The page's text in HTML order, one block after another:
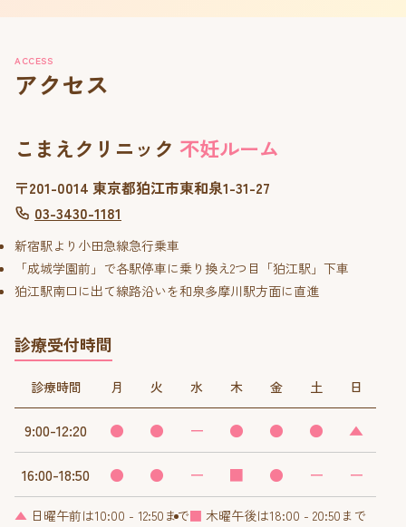
ACCESS
アクセス
こまえクリニック 不妊ルーム
〒201-0014 東京都狛江市東和泉1-31-27
03-3430-1181
新宿駅より小田急線急行乗車
「成城学園前」で各駅停車に乗り換え2つ目「狛江駅」下車
狛江駅南口に出て線路沿いを和泉多摩川駅方面に直進
診療受付時間
診療時間 月 火 水 木 金 土 日
9:00-12:20 ● ● ー ● ● ● ▲
16:00-18:50 ● ● ー ■ ● ー ー
▲ 日曜午前は10:00 - 12:50まで■ 木曜午後は18:00 - 20:50まで